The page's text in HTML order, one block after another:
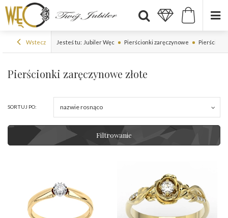
Wstecz Jesteś tu: Jubiler Węc Pierścionki zaręczynowe
Pierścionki zaręczynowe złote
SORTUJ PO: nazwie rosnąco
Filtrowanie